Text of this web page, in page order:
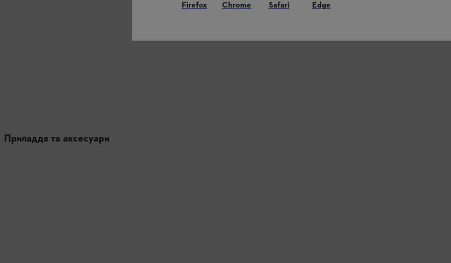
Приладдя та аксесуари
Firefox Chrome Safari Edge